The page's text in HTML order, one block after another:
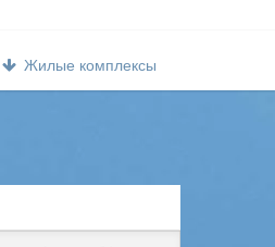
Жилые комплексы